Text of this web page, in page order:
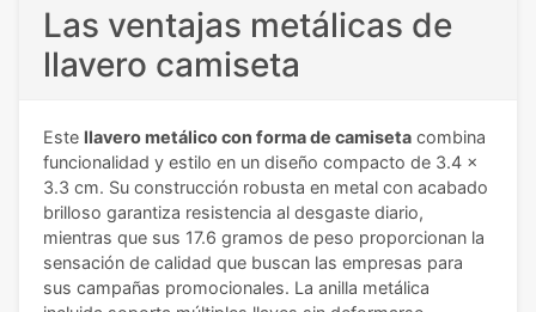
Las ventajas metálicas de
llavero camiseta
Este llavero metálico con forma de camiseta combina
funcionalidad y estilo en un diseño compacto de 3.4 x
3.3 cm. Su construcción robusta en metal con acabado
brilloso garantiza resistencia al desgaste diario,
mientras que sus 17.6 gramos de peso proporcionan la
sensación de calidad que buscan las empresas para
sus campañas promocionales. La anilla metálica